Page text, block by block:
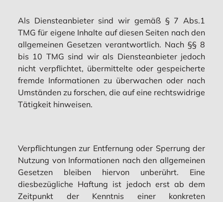
Als Diensteanbieter sind wir gemäß § 7 Abs.1
TMG für eigene Inhalte auf diesen Seiten nach den
allgemeinen Gesetzen verantwortlich. Nach §§ 8
bis 10 TMG sind wir als Diensteanbieter jedoch
nicht verpflichtet, übermittelte oder gespeicherte
fremde Informationen zu überwachen oder nach
Umständen zu forschen, die auf eine rechtswidrige
Tätigkeit hinweisen.
Verpflichtungen zur Entfernung oder Sperrung der
Nutzung von Informationen nach den allgemeinen
Gesetzen bleiben hiervon unberührt. Eine
diesbezügliche Haftung ist jedoch erst ab dem
Zeitpunkt der Kenntnis einer konkreten